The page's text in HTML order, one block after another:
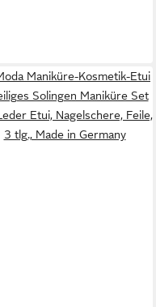
Maniküre-Kosmetik-Etui
Solingen Maniküre Set
Etui, Nagelschere, Feile,
3 tlg., Made in Germany